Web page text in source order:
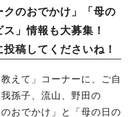
クのおでかけ」「母の
」情報も大募集！
投稿してくださいね！
えて」コーナーに、ご自
孫子、流山、野田の
おでかけ」と「母の日の